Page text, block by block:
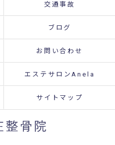
交通事故
ブログ
お問い合わせ
エステサロンAnela
サイトマップ